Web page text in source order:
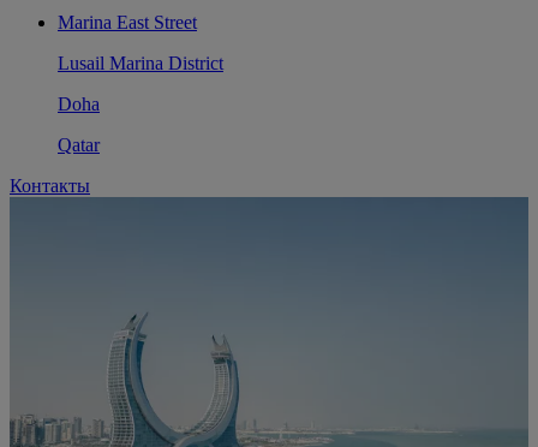
Marina East Street
Lusail Marina District
Doha
Qatar
Контакты